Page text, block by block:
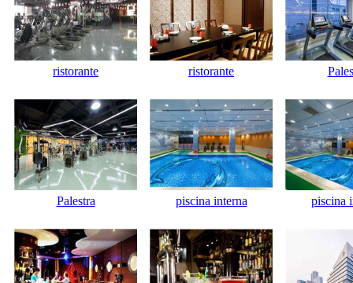
ristorante ristorante
Palestra piscina interna piscina